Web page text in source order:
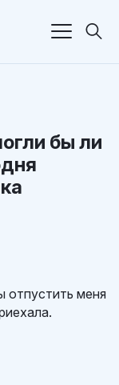
бы ли
отпустить меня